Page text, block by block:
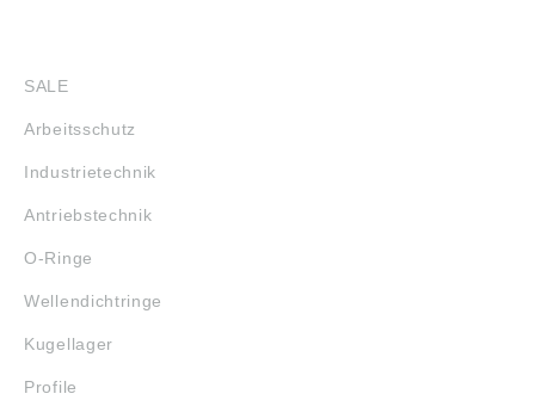
SALE
Arbeitsschutz
Industrietechnik
Antriebstechnik
O-Ringe
Wellendichtringe
Kugellager
Profile